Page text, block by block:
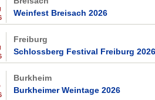
Weinfest Breisach 2026
Freiburg
Schlossberg Festival Freiburg 2026
Burkheim
Burkheimer Weintage 2026